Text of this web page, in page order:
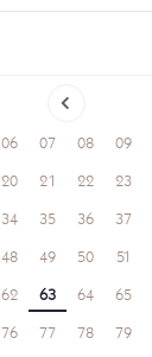
06 07 08 09
20 21 22 23
34 35 36 37
48 49 50 51
62 63 64 65
76 77 78 79